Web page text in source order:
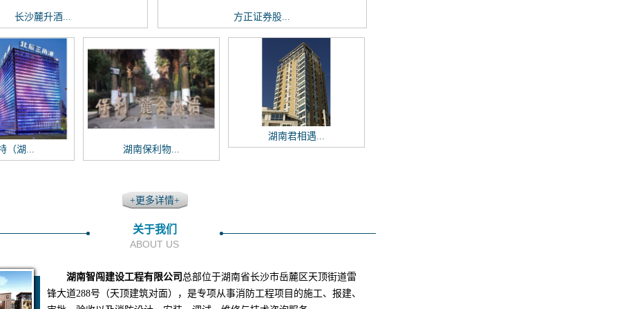
长沙麓升酒... 方正证券股...
（湖... 湖南保利物...
湖南君相遇...
+更多详情+
关于我们
ABOUT US
湖南智闯建设工程有限公司 总部位于湖南省长沙市岳麓区天顶街道雷
锋大道288号（天顶建筑对面），是专项从事消防工程项目的施工、报建、